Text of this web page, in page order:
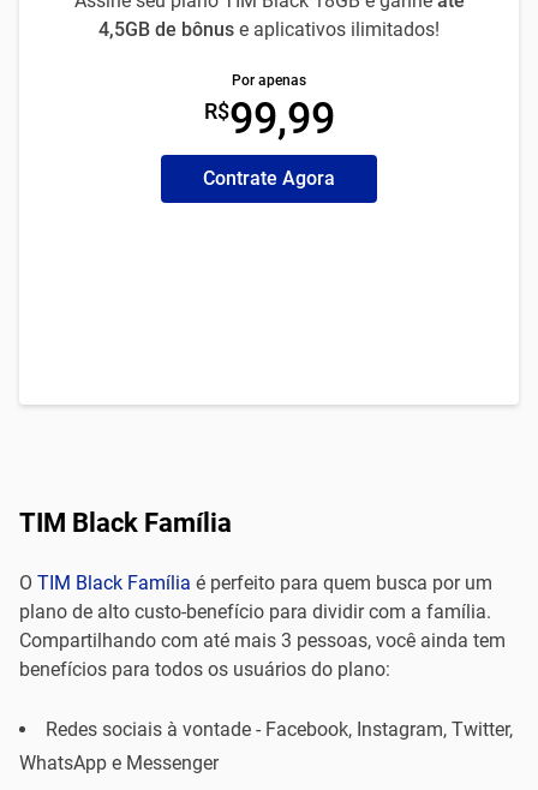
4,5GB de bônus e aplicativos ilimitados!
Por apenas
R$99,99
Contrate Agora
TIM Black Família
O TIM Black Família é perfeito para quem busca por um
plano de alto custo-benefício para dividir com a família.
Compartilhando com até mais 3 pessoas, você ainda tem
benefícios para todos os usuários do plano:
Redes sociais à vontade - Facebook, Instagram, Twitter,
WhatsApp e Messenger